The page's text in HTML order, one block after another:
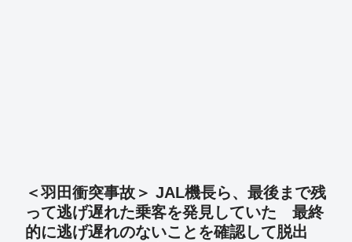
＜羽田衝突事故＞ JAL機長ら、最後まで残
って逃げ遅れた乗客を発見していた 最終
的に逃げ遅れのないことを確認して脱出